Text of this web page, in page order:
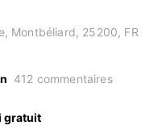
Montbéliard, 25200, FR
412 commentaires
gratuit